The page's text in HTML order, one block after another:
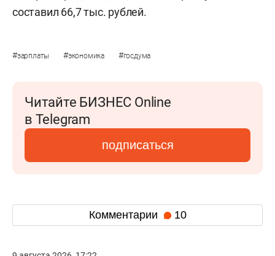
составил 66,7 тыс. рублей.
#зарплаты #экономика #госдума
Читайте БИЗНЕС Online
в Telegram
подписаться
Комментарии 10